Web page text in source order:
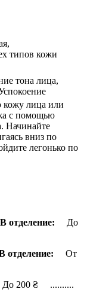
типов кожи
тона лица,
кожу лица или
с помощью
Начинайте
вниз по
легонько по
В отделение: До
отделение: От
200 ₴ ..........